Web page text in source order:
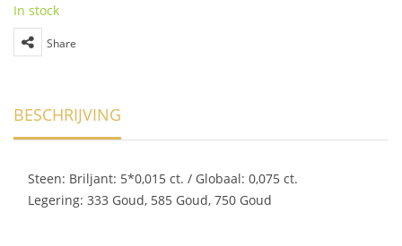
In stock
Share
BESCHRIJVING
Steen: Briljant: 5*0,015 ct. / Globaal: 0,075 ct.
Legering: 333 Goud, 585 Goud, 750 Goud